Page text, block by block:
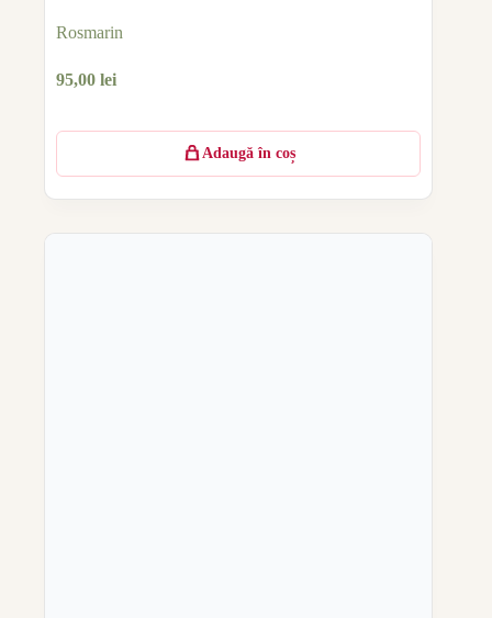
Rosmarin
95,00 lei
Adaugă în coș